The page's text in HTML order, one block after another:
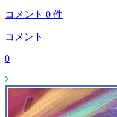
コメント 0 件
コメント
0